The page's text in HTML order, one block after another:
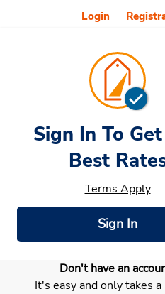
Veículos e
Login
Car Rental
Selecionar meu
Sign In To
Best
Terms Apply
Sign In
Don't have an
It's easy and only takes